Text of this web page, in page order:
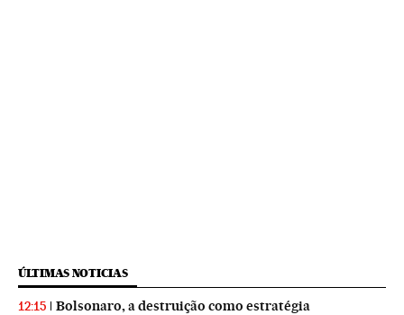
ÚLTIMAS NOTICIAS
12:15 Bolsonaro, a destruição como estratégia